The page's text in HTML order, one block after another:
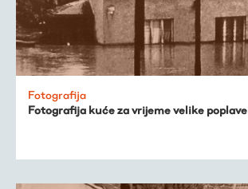
Fotografija
Fotografija kuće za vrijeme velike poplave